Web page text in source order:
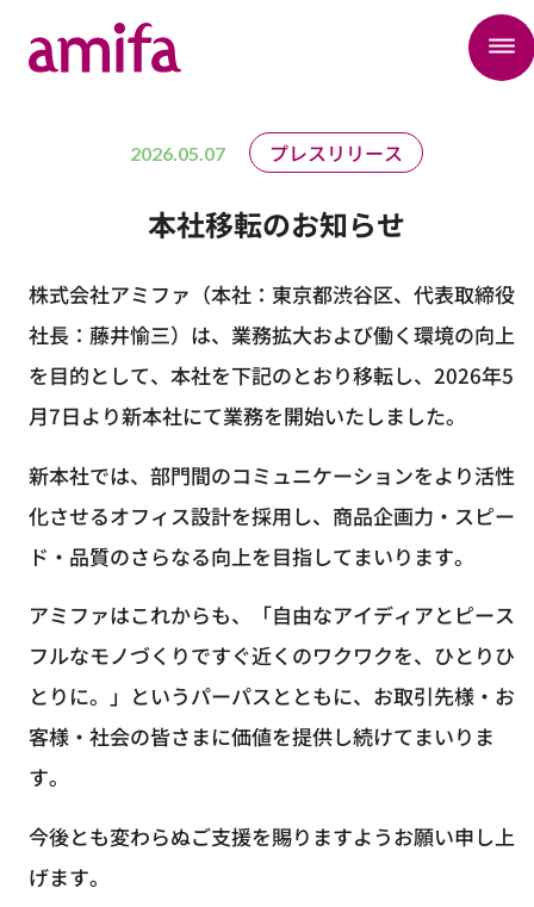
2026.05.07 プレスリリース
本社移転のお知らせ
株式会社アミファ（本社：東京都渋谷区、代表取締役
社長：藤井愉三）は、業務拡大および働く環境の向上
を目的として、本社を下記のとおり移転し、2026年5
月7日より新本社にて業務を開始いたしました。
新本社では、部門間のコミュニケーションをより活性
化させるオフィス設計を採用し、商品企画力・スピー
ド・品質のさらなる向上を目指してまいります。
アミファはこれからも、「自由なアイディアとピース
フルなモノづくりですぐ近くのワクワクを、ひとりひ
とりに。」というパーパスとともに、お取引先様・お
客様・社会の皆さまに価値を提供し続けてまいりま
す。
今後とも変わらぬご支援を賜りますようお願い申し上
げます。